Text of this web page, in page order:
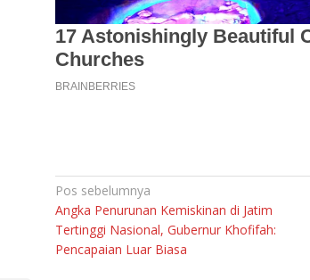
Navigasi
pos
Pos sebelumnya
Angka Penurunan Kemiskinan di Jatim
Tertinggi Nasional, Gubernur Khofifah:
Pencapaian Luar Biasa